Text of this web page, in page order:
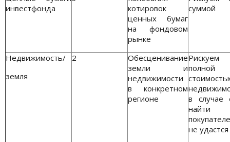
инвестфонда
котировок
ценных бумаг
на фондовом
рынке
суммой
Недвижимость/
земля
2
Обесценивание
земли и
недвижимости
в конкретном
регионе
Рискуем
полной
в случае
найти
не удастся